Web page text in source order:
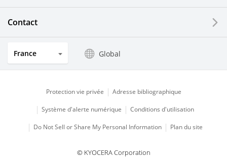
Systèmes électriques solaires
Produits de cuisine
Contact
France Global
Protection vie privée Adresse bibliographique
Système d'alerte numérique Conditions d'utilisation
Do Not Sell or Share My Personal Information Plan du site
© KYOCERA Corporation